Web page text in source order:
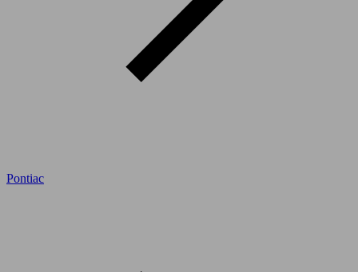
Pontiac